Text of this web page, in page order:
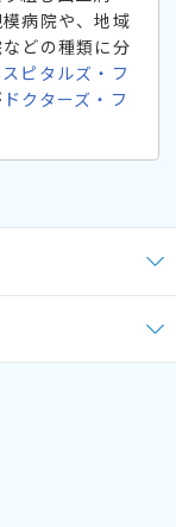
病院や、地域
どの種類に分
ピタルズ・フ
ドクターズ・フ